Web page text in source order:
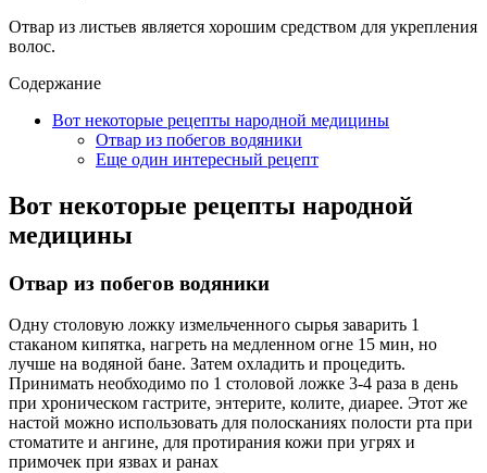
Отвар из листьев является хорошим средством для укрепления
волос.
Содержание
Вот некоторые рецепты народной медицины
Отвар из побегов водяники
Еще один интересный рецепт
Вот некоторые рецепты народной
медицины
Отвар из побегов водяники
Одну столовую ложку измельченного сырья заварить 1
стаканом кипятка, нагреть на медленном огне 15 мин, но
лучше на водяной бане. Затем охладить и процедить.
Принимать необходимо по 1 столовой ложке 3-4 раза в день
при хроническом гастрите, энтерите, колите, диарее. Этот же
настой можно использовать для полосканиях полости рта при
стоматите и ангине, для протирания кожи при угрях и
примочек при язвах и ранах